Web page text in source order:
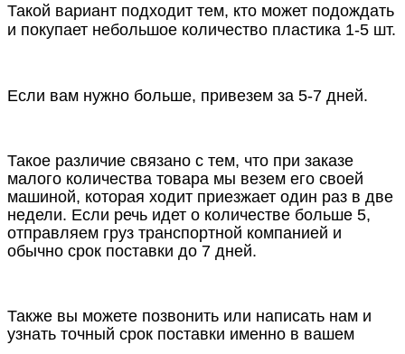
Такой вариант подходит тем, кто может подождать
и покупает небольшое количество пластика 1-5 шт.
Если вам нужно больше, привезем за 5-7 дней.
Такое различие связано с тем, что при заказе
малого количества товара мы везем его своей
машиной, которая ходит приезжает один раз в две
недели. Если речь идет о количестве больше 5,
отправляем груз транспортной компанией и
обычно срок поставки до 7 дней.
Также вы можете позвонить или написать нам и
узнать точный срок поставки именно в вашем